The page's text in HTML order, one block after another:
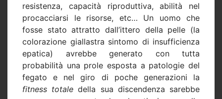
resistenza, capacità riproduttiva, abilità nel
procacciarsi le risorse, etc… Un uomo che
fosse stato attratto dall’ittero della pelle (la
colorazione giallastra sintomo di insufficienza
epatica) avrebbe generato con tutta
probabilità una prole esposta a patologie del
fegato e nel giro di poche generazioni la
fitness totale della sua discendenza sarebbe